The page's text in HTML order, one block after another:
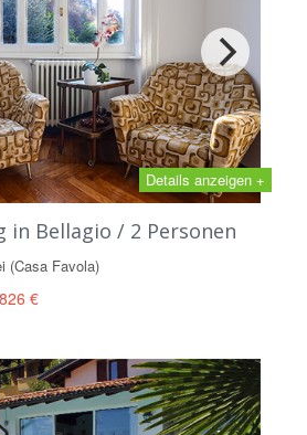
Details anzeigen +
in Bellagio / 2 Personen
(Casa Favola)
€